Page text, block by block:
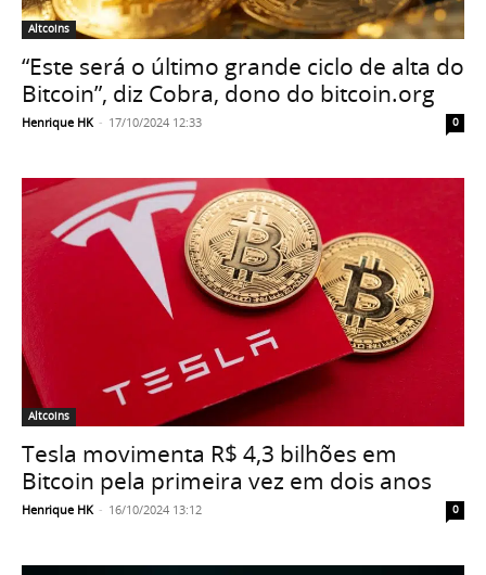
Altcoins
“Este será o último grande ciclo de alta do
Bitcoin”, diz Cobra, dono do bitcoin.org
Henrique HK - 17/10/2024 12:33 0
Altcoins
Tesla movimenta R$ 4,3 bilhões em
Bitcoin pela primeira vez em dois anos
Henrique HK - 16/10/2024 13:12 0